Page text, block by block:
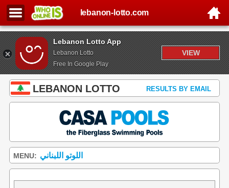
Lebanon Lotto App
Lebanon Lotto
Free In Google Play
VIEW
lebanon-lotto.com
LEBANON LOTTO RESULTS BY EMAIL
MENU: اللوتو اللبناني